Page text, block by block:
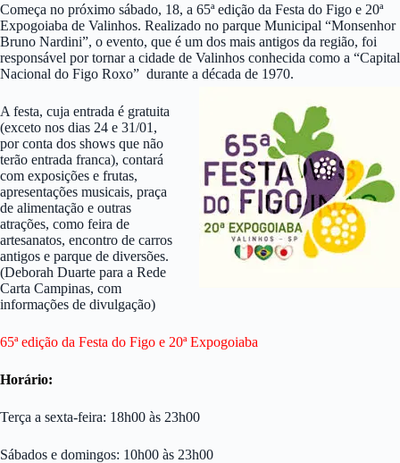
Começa no próximo sábado, 18, a 65ª edição da Festa do Figo e 20ª
Expogoiaba de Valinhos. Realizado no parque Municipal “Monsenhor
Bruno Nardini”, o evento, que é um dos mais antigos da região, foi
responsável por tornar a cidade de Valinhos conhecida como a “Capital
Nacional do Figo Roxo” durante a década de 1970.
A festa, cuja entrada é gratuita
(exceto nos dias 24 e 31/01,
por conta dos shows que não
terão entrada franca), contará
com exposições e frutas,
apresentações musicais, praça
de alimentação e outras
atrações, como feira de
artesanatos, encontro de carros
antigos e parque de diversões.
(Deborah Duarte para a Rede
Carta Campinas, com
informações de divulgação)
65ª edição da Festa do Figo e 20ª Expogoiaba
Horário:
Terça a sexta-feira: 18h00 às 23h00
Sábados e domingos: 10h00 às 23h00